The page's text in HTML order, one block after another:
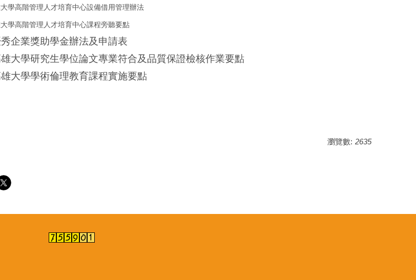
學高階管理人才培育中心設備借用管理辦法
學高階管理人才培育中心課程旁聽要點
企業獎助學金辦法及申請表
雄大學研究生學位論文專業符合及品質保證檢核作業要點
大學學術倫理教育課程實施要點
瀏覽數: 2635